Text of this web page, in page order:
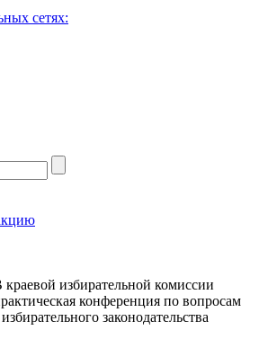
сетях:
краевой избирательной комиссии
конференция по вопросам
законодательства